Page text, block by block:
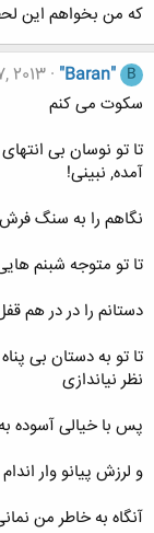
که من بخواهم این
B
"Baran"
2013
سکوت می کنم
تا تو نوسان بی
آمده, نبینی!
نگاهم را به سنگ
تا تو متوجه شبنم
دستانم را در در هم
تا تو به دستان بی
نظر نیاندازی
پس با خیالی آسوده
و لرزش پیانو وار
آنگاه به خاطر من